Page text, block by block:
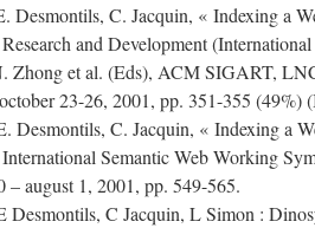
Desmontils, C. Jacquin, « Indexing a
and Development
Zhong et al. (Eds), ACM SIGART,
23-26, 2001, pp. 351-355 (49%)
Desmontils, C. Jacquin, « Indexing a
Semantic Web Working
august 1, 2001, pp. 549-565.
Desmontils, C Jacquin, L Simon :